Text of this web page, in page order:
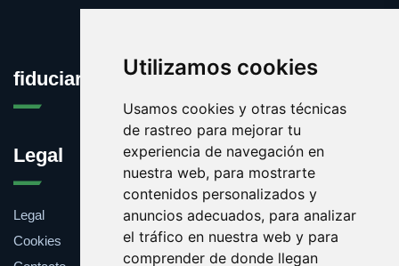
Utilizamos cookies
Usamos cookies y otras técnicas
de rastreo para mejorar tu
experiencia de navegación en
nuestra web, para mostrarte
contenidos personalizados y
anuncios adecuados, para analizar
el tráfico en nuestra web y para
comprender de donde llegan
fiduciaria.es
Legal
Legal
Cookies